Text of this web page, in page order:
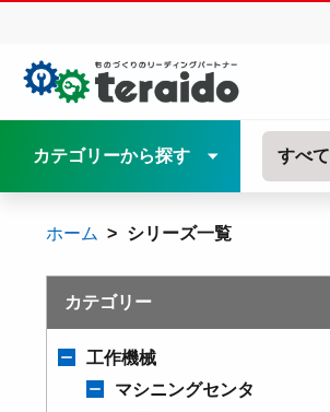
カテゴリーから探す すべて
ホーム シリーズ一覧
カテゴリー
工作機械
マシニングセンタ